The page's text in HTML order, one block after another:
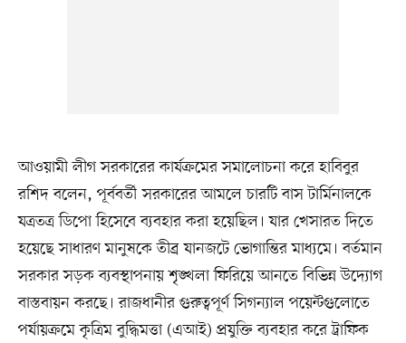
আওয়ামী লীগ সরকারের কার্যক্রমের সমালোচনা করে হাবিবুর
রশিদ বলেন, পূর্ববর্তী সরকারের আমলে চারটি বাস টার্মিনালকে
যত্রতত্র ডিপো হিসেবে ব্যবহার করা হয়েছিল। যার খেসারত দিতে
হয়েছে সাধারণ মানুষকে তীব্র যানজটে ভোগান্তির মাধ্যমে। বর্তমান
সরকার সড়ক ব্যবস্থাপনায় শৃঙ্খলা ফিরিয়ে আনতে বিভিন্ন উদ্যোগ
বাস্তবায়ন করছে। রাজধানীর গুরুত্বপূর্ণ সিগন্যাল পয়েন্টগুলোতে
পর্যায়ক্রমে কৃত্রিম বুদ্ধিমত্তা (এআই) প্রযুক্তি ব্যবহার করে ট্রাফিক